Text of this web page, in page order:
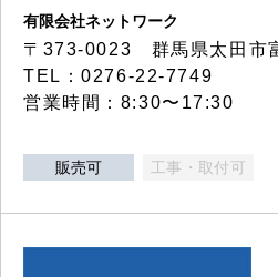
有限会社ネットワーク
〒373-0023 群馬県太田市
TEL：0276-22-7749
営業時間：8:30〜17:30
販売可 工事・取付可